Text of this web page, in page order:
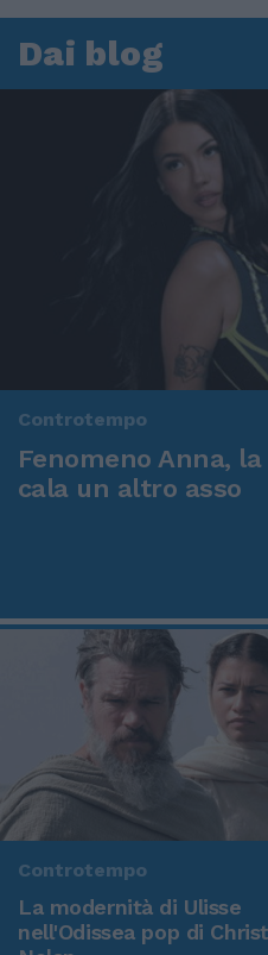
Dai blog
Controtempo
Fenomeno Anna,
cala un altro asso
Controtempo
La modernità di Ulisse
nell'Odissea pop di